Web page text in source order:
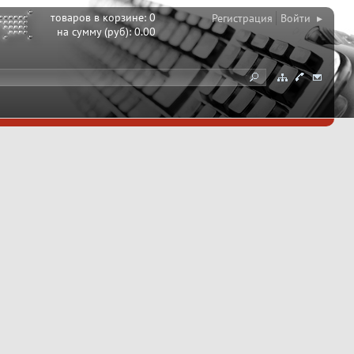
товаров в корзине:0
на сумму (руб):0.00
Регистрация Войти ▸